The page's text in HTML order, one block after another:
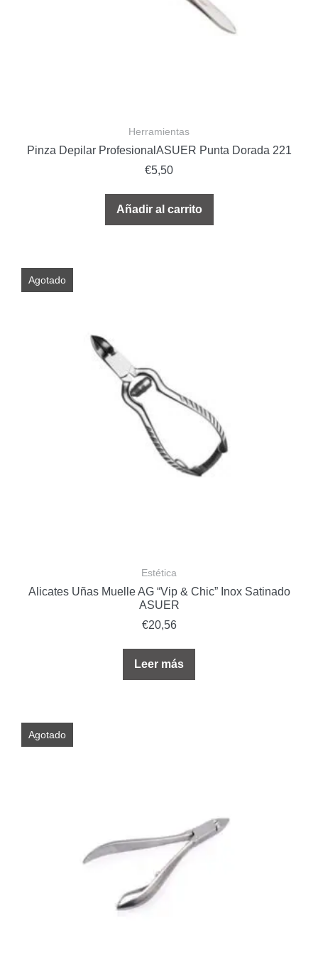
Herramientas
Pinza Depilar ProfesionalASUER Punta Dorada 221
€5,50
Añadir al carrito
Agotado
Estética
Alicates Uñas Muelle AG “Vip & Chic” Inox Satinado
ASUER
€20,56
Leer más
Agotado